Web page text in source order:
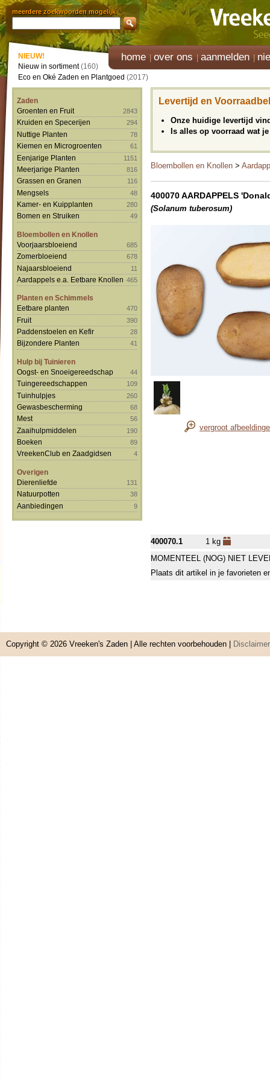
meerdere zoekwoorden mogelijk
home over ons aanmelden
NIEUW!
Nieuw in sortiment(160)
Eco en Oké Zaden en Plantgoed (2017)
Zaden
Groenten en Fruit
2843
Kruiden en Specerijen 294
Nuttige Planten 78
Kiemen en Microgroenten 61
Eenjarige Planten 1151
Meerjarige Planten 816
Grassen en Granen 116
Mengsels 48
Kamer- en Kuipplanten 280
Bomen en Struiken 49
Bloembollen en Knollen
Voorjaarsbloeiend
685
Zomerbloeiend 678
Najaarsbloeiend 11
Aardappels e.a. Eetbare Knollen 465
Planten en Schimmels
Eetbare planten
470
Fruit 390
Paddenstoelen en Kefir 28
Bijzondere Planten 41
Hulp bij Tuinieren
Oogst- en Snoeigereedschap
44
Tuingereedschappen 109
Tuinhulpjes 260
Gewasbescherming 68
Mest 56
Zaaihulpmiddelen 190
Boeken 89
VreekenClub en Zaadgidsen 4
Overigen
Dierenliefde
131
Natuurpotten 38
Aanbiedingen 9
Levertijd en
Onze huidige levertijd
Is alles op voorraad wat
Bloembollen en Knollen >
400070 AARDAPPELS
(Solanum tuberosum)
vergroot
400070.1
1 kg
MOMENTEEL (NOG) NIET
Plaats dit artikel in je favorieten
Copyright © 2026 Vreeken's Zaden | Alle rechten voorbehouden | Disclaimer